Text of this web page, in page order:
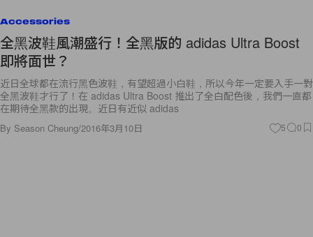
Accessories
全黑波鞋風潮盛行！全黑版的 adidas Ultra Boost
即將面世？
近日全球都在流行黑色波鞋，有望超過小白鞋，所以今年一定要入手一對
全黑波鞋才行了！在 adidas Ultra Boost 推出了全白配色後，我們一直都
在期待全黑款的出現。近日有近似 adidas
By Season Cheung/2016年3月10日 5 0